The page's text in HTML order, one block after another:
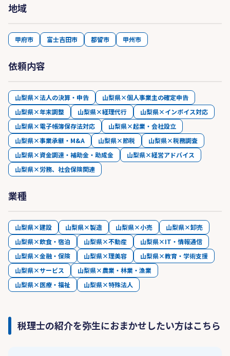
地域
甲府市 富士吉田市 都留市 甲州市
依頼内容
山梨県×法人の決算・申告
山梨県×個人事業主の確定申告
山梨県×年末調整
山梨県×経理代行
山梨県×インボイス対応
山梨県×電子帳簿保存法対応
山梨県×起業・会社設立
山梨県×事業承継・M&A
山梨県×節税
山梨県×税務調査
山梨県×資金調達・補助金・助成金
山梨県×経営アドバイス
山梨県×労務、社会保険関連
業種
山梨県×建設 山梨県×製造 山梨県×小売
山梨県×卸売
山梨県×飲食・宿泊
山梨県×不動産
山梨県×IT・情報通信
山梨県×金融・保険
山梨県×理美容
山梨県×教育・学術支援
山梨県×サービス
山梨県×農業・林業・漁業
山梨県×医療・福祉
山梨県×特殊法人
税理士の紹介を弥生におまかせしたい方はこちら